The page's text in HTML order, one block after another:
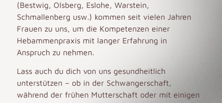
(Bestwig, Olsberg, Eslohe, Warstein,
Schmallenberg usw.) kommen seit vielen Jahren
Frauen zu uns, um die Kompetenzen einer
Hebammenpraxis mit langer Erfahrung in
Anspruch zu nehmen.
Lass auch du dich von uns gesundheitlich
unterstützen – ob in der Schwangerschaft,
während der frühen Mutterschaft oder mit einigen